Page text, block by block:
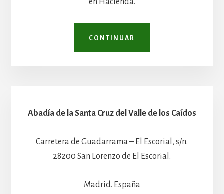
CONTINUAR
Abadía de la Santa Cruz del Valle de los Caídos
Carretera de Guadarrama – El Escorial, s/n.
28200 San Lorenzo de El Escorial.
Madrid. España